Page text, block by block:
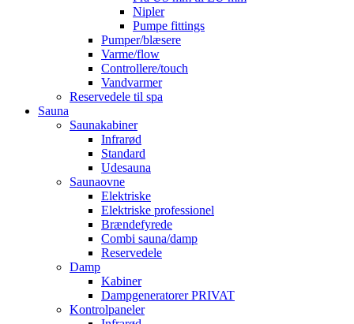
Nipler
Pumpe fittings
Pumper/blæsere
Varme/flow
Controllere/touch
Vandvarmer
Reservedele til spa
Sauna
Saunakabiner
Infrarød
Standard
Udesauna
Saunaovne
Elektriske
Elektriske professionel
Brændefyrede
Combi sauna/damp
Reservedele
Damp
Kabiner
Dampgeneratorer PRIVAT
Kontrolpaneler